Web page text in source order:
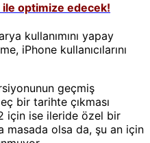
ile optimize edecek!
kullanımını yapay
iPhone kullanıcılarını
geçmiş
bir tarihte çıkması
için ise ileride özel bir
olsa da, şu an için